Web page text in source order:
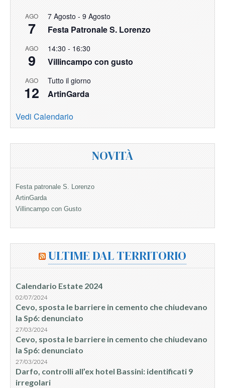
AGO
7
7 Agosto - 9 Agosto
Festa Patronale S. Lorenzo
AGO
9
14:30 - 16:30
Villincampo con gusto
AGO
12
Tutto il giorno
ArtinGarda
Vedi Calendario
NOVITÀ
Festa patronale S. Lorenzo
ArtinGarda
Villincampo con Gusto
ULTIME DAL TERRITORIO
Calendario Estate 2024
02/07/2024
Cevo, sposta le barriere in cemento che chiudevano
la Sp6: denunciato
27/03/2024
Cevo, sposta le barriere in cemento che chiudevano
la Sp6: denunciato
27/03/2024
Darfo, controlli all’ex hotel Bassini: identificati 9
irregolari